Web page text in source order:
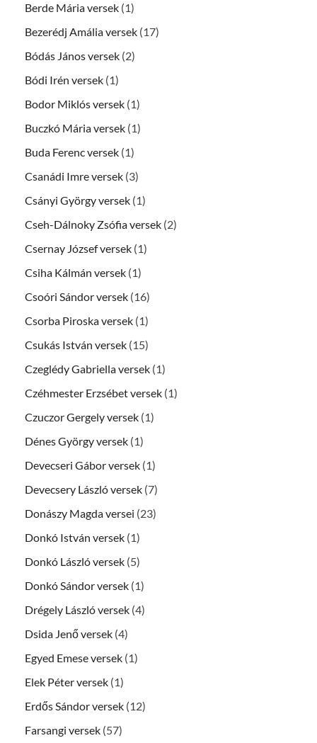
Berde Mária versek (1)
Bezerédj Amália versek (17)
Bódás János versek (2)
Bódi Irén versek (1)
Bodor Miklós versek (1)
Buczkó Mária versek (1)
Buda Ferenc versek (1)
Csanádi Imre versek (3)
Csányi György versek (1)
Cseh-Dálnoky Zsófia versek (2)
Csernay József versek (1)
Csiha Kálmán versek (1)
Csoóri Sándor versek (16)
Csorba Piroska versek (1)
Csukás István versek (15)
Czeglédy Gabriella versek (1)
Czéhmester Erzsébet versek (1)
Czuczor Gergely versek (1)
Dénes György versek (1)
Devecseri Gábor versek (1)
Devecsery László versek (7)
Donászy Magda versei (23)
Donkó István versek (1)
Donkó László versek (5)
Donkó Sándor versek (1)
Drégely László versek (4)
Dsida Jenő versek (4)
Egyed Emese versek (1)
Elek Péter versek (1)
Erdős Sándor versek (12)
Farsangi versek (57)